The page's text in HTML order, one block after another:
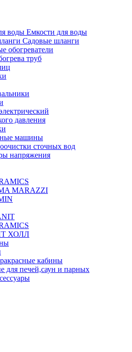
Емкости для воды
Садовые шланги
обогреватели
труб
давления
машины
сточных вод
напряжения
MARAZZI
ХОЛЛ
кабины
для печей,саун и парных